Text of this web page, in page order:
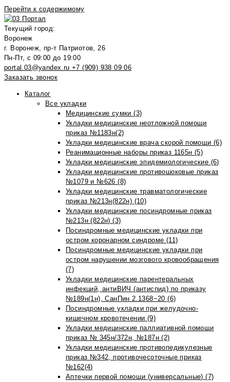
Перейти к содержимому
Текущий город:
Воронеж
г. Воронеж, пр-т Патриотов, 26
Пн-Пт, с 09:00 до 19:00
portal.03@yandex.ru +7 (909) 938 09 06
Заказать звонок
Каталог
Все укладки
Медицинские сумки (3)
Укладки медицинские неотложной помощи
приказ №1183н(2)
Укладки медицинские врача скорой помощи (6)
Реанимационные наборы приказ 1165н (5)
Укладки медицинские эпидемиологические (6)
Укладки медицинские противошоковые приказ
№1079 и №626 (8)
Укладки медицинские травматологические
приказ №213н(822н) (10)
Укладки медицинские посиндромные приказ
№213н (822н) (3)
Посиндромные медицинские укладки при
остром коронарном синдроме (11)
Посиндромные медицинские укладки при
остром нарушении мозгового кровообращения
(7)
Укладки медицинские парентеральных
инфекций, антиВИЧ (антиспид) по приказу
№189н(1н), СанПин 2.1368−20 (6)
Посиндромные укладки при желудочно-
кишечном кровотечении (9)
Укладки медицинские паллиативной помощи
приказ № 345н/372н, №187н (2)
Укладки медицинские противопедикулезные
приказ №342, противочесоточные приказ
№162(4)
Аптечки первой помощи (универсальные) (7)